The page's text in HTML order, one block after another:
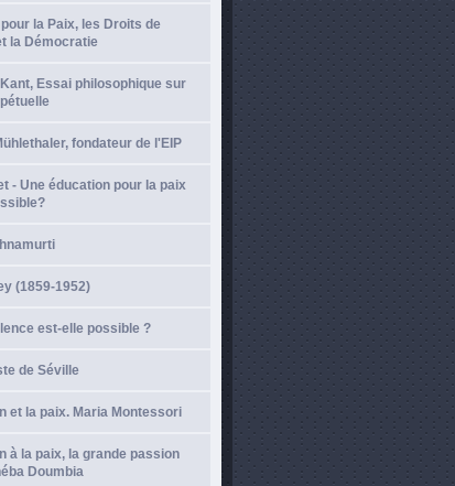
la Paix, les Droits de
la Démocratie
Kant, Essai philosophique sur
fondateur de l'EIP
- Une éducation pour la paix
(1859-1952)
est-elle possible ?
de Séville
et la paix. Maria Montessori
à la paix, la grande passion
Doumbia